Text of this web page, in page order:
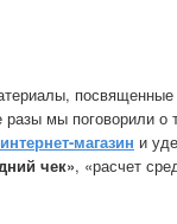
посвященные
мы поговорили о
магазин и
чек», «расчет